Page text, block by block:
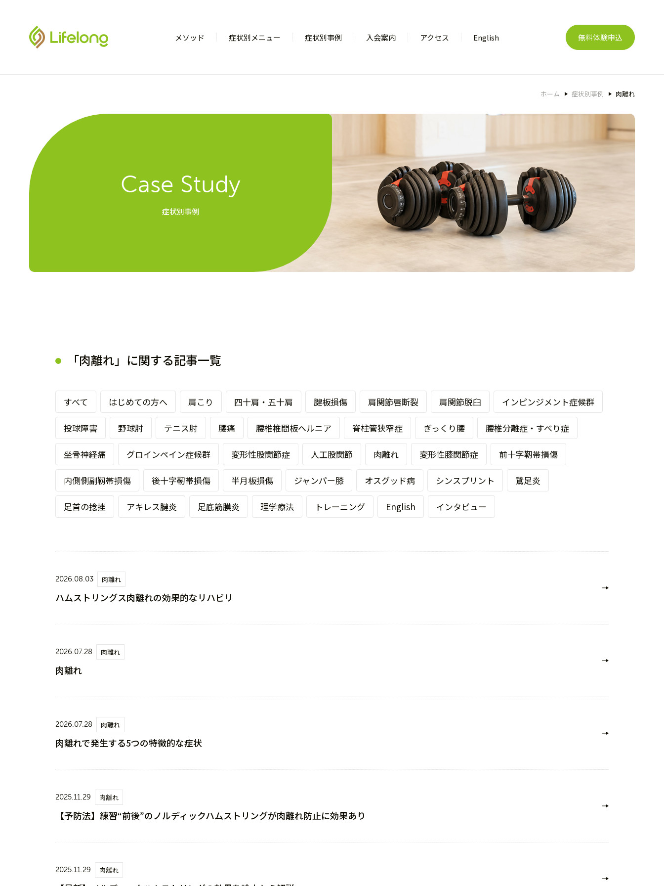
メソッド 症状別メニュー 症状別事例 入会案内 アクセス English 無料体験申込
ホーム 症状別事例 肉離れ
Case Study
症状別事例
「肉離れ」に関する記事一覧
すべて はじめての方へ 肩こり 四十肩・五十肩 腱板損傷 肩関節唇断裂 肩関節脱臼 インピンジメント症候群
投球障害 野球肘 テニス肘 腰痛 腰椎椎間板ヘルニア 脊柱管狭窄症 ぎっくり腰 腰椎分離症・すべり症
坐骨神経痛 グロインペイン症候群 変形性股関節症 人工股関節 肉離れ 変形性膝関節症 前十字靭帯損傷
内側側副靱帯損傷 後十字靭帯損傷 半月板損傷 ジャンパー膝 オスグッド病 シンスプリント 鵞足炎
足首の捻挫 アキレス腱炎 足底筋膜炎 理学療法 トレーニング English インタビュー
2026.08.03 肉離れ
ハムストリングス肉離れの効果的なリハビリ
2026.07.28 肉離れ
肉離れ
2026.07.28 肉離れ
肉離れで発生する5つの特徴的な症状
2025.11.29 肉離れ
【予防法】練習“前後”のノルディックハムストリングが肉離れ防止に効果あり
2025.11.29 肉離れ